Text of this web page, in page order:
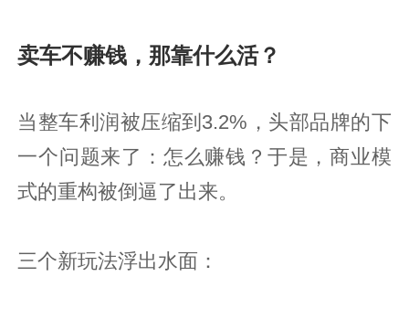
卖车不赚钱，那靠什么活？
当整车利润被压缩到3.2%，头部品牌的下
一个问题来了：怎么赚钱？于是，商业模
式的重构被倒逼了出来。
三个新玩法浮出水面：